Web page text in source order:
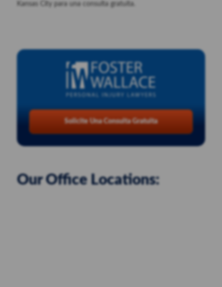
Kansas City para una consulta gratuita.
Solicite Una Consulta Gratuita
Our Office Locations: